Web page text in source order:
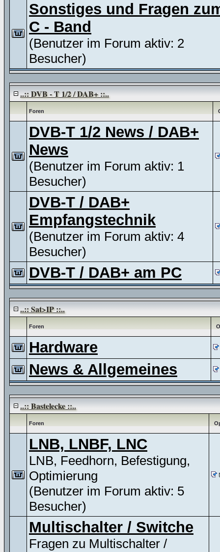
Sonstiges und Fragen
C - Band
(Benutzer im Forum aktiv: 2
Besucher)
..:: DVB - T 1/2 / DAB+ ::..
Foren
DVB-T 1/2 News / DAB+
News
(Benutzer im Forum aktiv: 1
Besucher)
DVB-T / DAB+
Empfangstechnik
(Benutzer im Forum aktiv: 4
Besucher)
DVB-T / DAB+ am PC
..:: Sat>IP ::..
Foren
Hardware
News & Allgemeines
..:: Bastelecke ::..
Foren
LNB, LNBF, LNC
LNB, Feedhorn, Befestigung,
Optimierung
(Benutzer im Forum aktiv: 5
Besucher)
Multischalter / Switche
Fragen zu Multischalter /